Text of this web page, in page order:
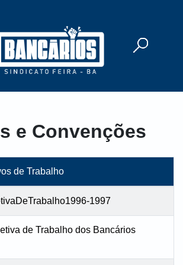
menu Buscar
e Convenções
de Trabalho
1997
de Trabalho dos Bancários